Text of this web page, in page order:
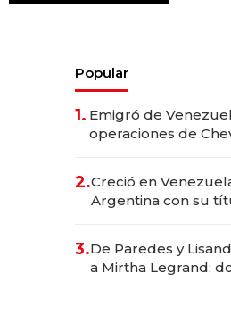
Popular
1. Emigró de
operaciones de
2.Creció en
Argentina con su
las marcas "fast
3.De Paredes y
a Mirtha Legrand: